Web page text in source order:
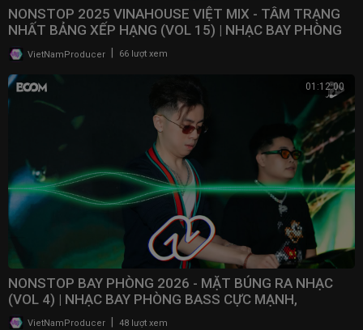
NONSTOP 2025 VINAHOUSE VIỆT MIX - TÂM TRẠNG
NHẤT BẢNG XẾP HẠNG (VOL 15) | NHẠC BAY PHÒNG
2025VietNamProducer 66 lượt xem
01:12:00
NONSTOP BAY PHÒNG 2026 - MẶT BÚNG RA NHẠC
(VOL 4) | NHẠC BAY PHÒNG BASS CỰC MẠNH,
NONSTOP 2025
VietNamProducer 48 lượt xem